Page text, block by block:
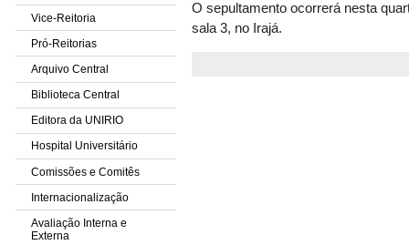
Vice-Reitoria
Pró-Reitorias
Arquivo Central
Biblioteca Central
Editora da UNIRIO
Hospital Universitário
Comissões e Comitês
Internacionalização
Avaliação Interna e
Externa
O sepultamento ocorrerá nesta
sala 3, no Irajá.